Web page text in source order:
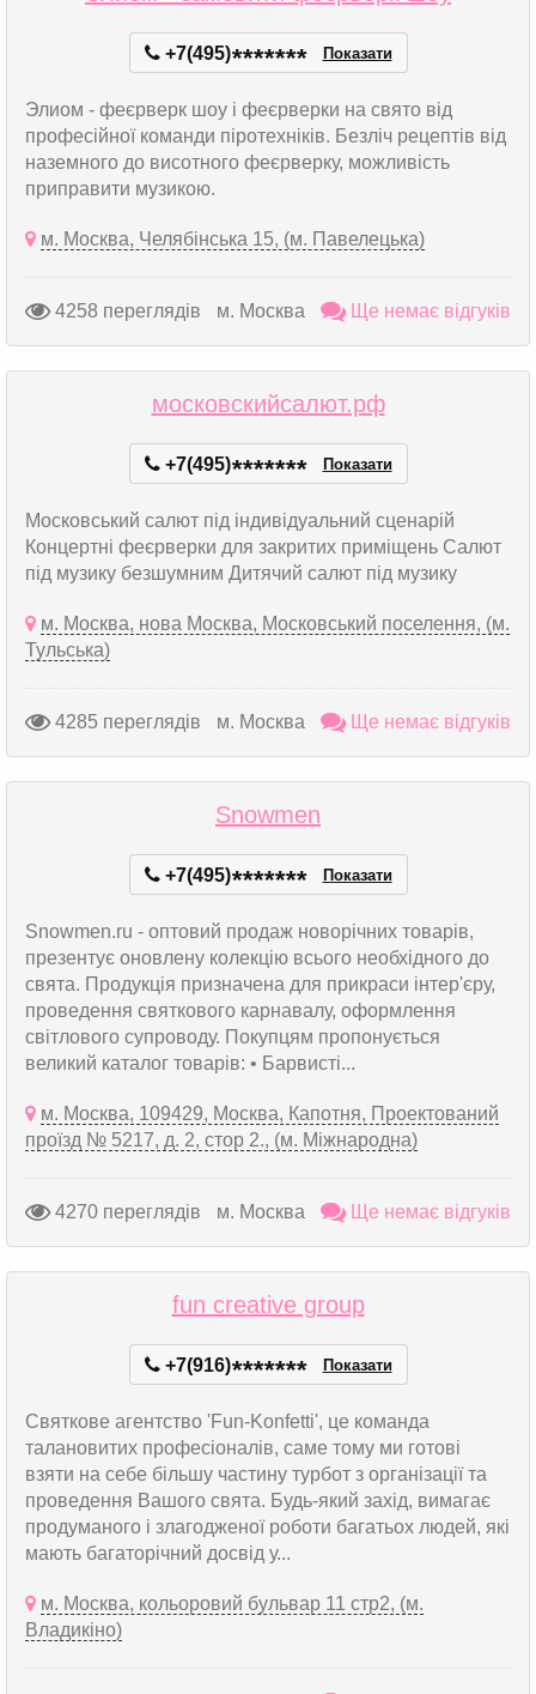
+7(495)******* Показати
Элиом - феєрверк шоу і феєрверки на свято від
професійної команди піротехніків. Безліч рецептів від
наземного до висотного феєрверку, можливість
приправити музикою.
м. Москва, Челябінська 15, (м. Павелецька)
4258 переглядів м. Москва Ще немає відгуків
московскийсалют.рф
+7(495)******* Показати
Московський салют під індивідуальний сценарій
Концертні феєрверки для закритих приміщень Салют
під музику безшумним Дитячий салют під музику
м. Москва, нова Москва, Московський поселення, (м.
Тульська)
4285 переглядів м. Москва Ще немає відгуків
Snowmen
+7(495)******* Показати
Snowmen.ru - оптовий продаж новорічних товарів,
презентує оновлену колекцію всього необхідного до
свята. Продукція призначена для прикраси інтер'єру,
проведення святкового карнавалу, оформлення
світлового супроводу. Покупцям пропонується
великий каталог товарів: • Барвисті...
м. Москва, 109429, Москва, Капотня, Проектований
проїзд № 5217, д. 2, стор 2., (м. Міжнародна)
4270 переглядів м. Москва Ще немає відгуків
fun creative group
+7(916)******* Показати
Святкове агентство 'Fun-Konfetti', це команда
талановитих професіоналів, саме тому ми готові
взяти на себе більшу частину турбот з організації та
проведення Вашого свята. Будь-який захід, вимагає
продуманого і злагодженої роботи багатьох людей, які
мають багаторічний досвід у...
м. Москва, кольоровий бульвар 11 стр2, (м.
Владикіно)